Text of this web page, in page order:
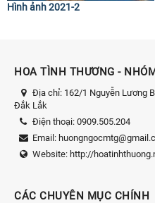
Hình ảnh 2021-2
HOA TÌNH THƯƠNG -
Địa chỉ: 162/1 Nguyễn Lương
Đắk Lắk
Điện thoại: 0909.505.204
Email:
Website: http://
CÁC CHUYÊN MỤC CHÍNH